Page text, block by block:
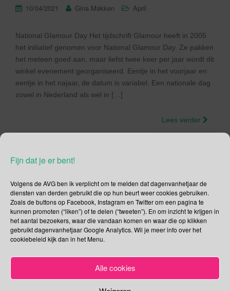
Fijn dat je er bent!
Volgens de AVG ben ik verplicht om te melden dat dagenvanhetjaar de
diensten van derden gebruikt die op hun beurt weer cookies gebruiken.
Zoals de buttons op Facebook, Instagram en Twitter om een pagina te
kunnen promoten (“liken”) of te delen (“tweeten”). En om inzicht te krijgen in
het aantal bezoekers, waar die vandaan komen en waar die op klikken
gebruikt dagenvanhetjaar Google Analytics. Wil je meer info over het
cookiebeleid kijk dan in het Menu.
Alle cookies
10/04/2021 Gina Makken April
National Glamour Day Het tijdschrift Glamour heeft in 2005
het initiatief genomen voor National Glamour Day. Ze pakken
het meteen goed aan, maar liefst twee keer per jaar wordt dit
winkel evenement georganiseerd. Eentje in het voorjaar en
eentje in het najaar, de datum is variabel. Een nationale dag
zowel in Nederland als wel in […]
Lees verder
Social Media
Je kunt me volgen op
Zoeken